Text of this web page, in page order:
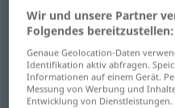
Summef cifra (≈
Wir und unsere Partner
Folgendes bereitzustellen:
Genaue Geolocation-Daten
Identifikation aktiv abfragen.
Informationen auf einem Gerät.
Messung von Werbung und
Entwicklung von Dienstleistungen.